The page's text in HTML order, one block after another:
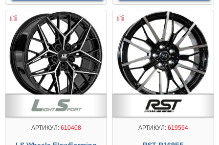
АРТИКУЛ:610408 АРТИКУЛ:619594